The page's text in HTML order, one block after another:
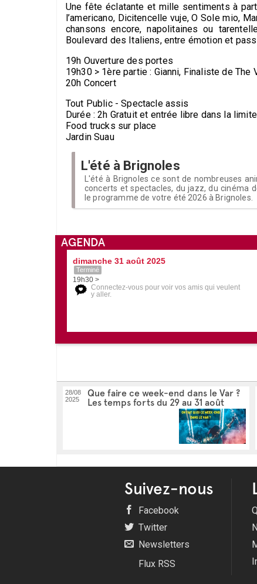
Une fête éclatante et mille sentiments à
l’americano, Dicitencelle vuje, O Sole mio,
chansons encore, napolitaines ou
Boulevard des Italiens, entre émotion et
19h Ouverture des portes
19h30 > 1ère partie : Gianni, Finaliste de The
20h Concert
Tout Public - Spectacle assis
Durée : 2h Gratuit et entrée libre dans la
Food trucks sur place
Jardin Suau
L'été à Brignoles
L'été à Brignoles ce sont de nombreuses
concerts et spectacles, du jazz, du cinéma
le programme de votre été 2026 à Brignoles.
AGENDA
dimanche 31 août 2025
Terminé
19h30 >
Connectez-vous pour voir vos amis qui veulent
y aller.
28/08
2025
Que faire ce week-end dans le Var ?
Les temps forts du 29 au 31 août
Suivez-nous
Facebook
Twitter
Newsletters
Flux RSS